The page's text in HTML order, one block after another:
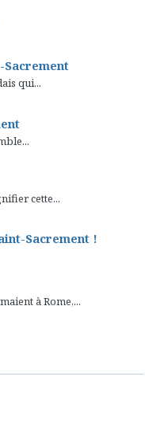
qui...
cette...
Sacrement !
à Rome,...